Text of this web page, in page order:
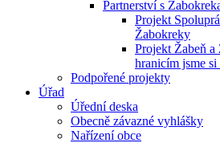
Partnerství s
Projekt
Žabokreky
Projekt Žabeň
hranicím jsme
Podpořené projekty
Úřad
Úřední deska
Obecně závazné vyhlášky
Nařízení obce